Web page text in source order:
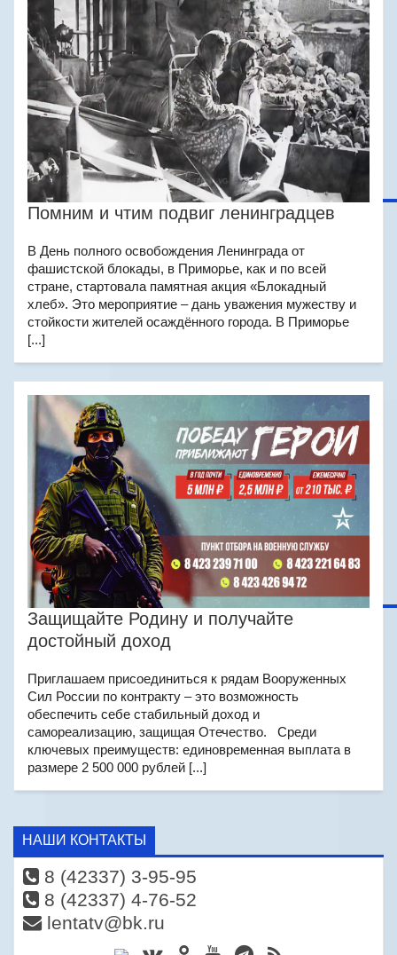
Помним и чтим подвиг ленинградцев
В День полного освобождения Ленинграда от
фашистской блокады, в Приморье, как и по всей
стране, стартовала памятная акция «Блокадный
хлеб». Это мероприятие – дань уважения мужеству и
стойкости жителей осаждённого города. В Приморье
[...]
Защищайте Родину и получайте
достойный доход
Приглашаем присоединиться к рядам Вооруженных
Сил России по контракту – это возможность
обеспечить себе стабильный доход и
самореализацию, защищая Отечество. Среди
ключевых преимуществ: единовременная выплата в
размере 2 500 000 рублей [...]
НАШИ КОНТАКТЫ
8 (42337) 3-95-95
8 (42337) 4-76-52
lentatv@bk.ru